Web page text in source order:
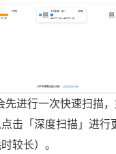
先进行一次快速扫描
击「深度扫描」进行
较长）。